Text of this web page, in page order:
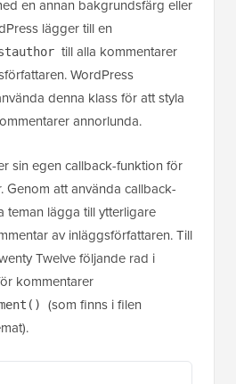
WordPress
denna klass för att styla
annorlunda.
sin egen callback-funktion för
att använda callback-
av inläggsförfattaren. Till
Twelve följande rad i
kommentarer
(som finns i filen
post author is